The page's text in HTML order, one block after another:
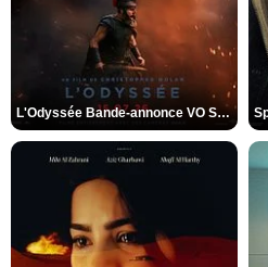
L'Odyssée Bande-annonce VO STFR